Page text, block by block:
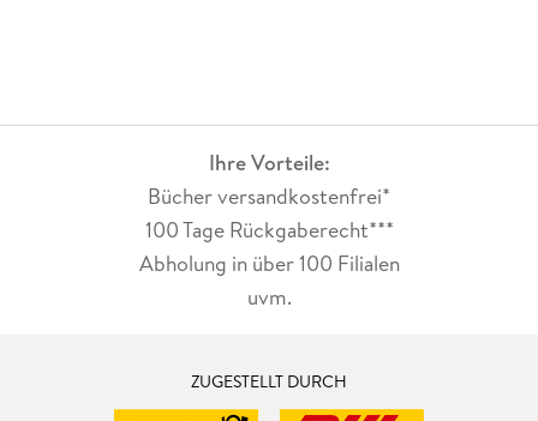
Ihre Vorteile:
Bücher versandkostenfrei*
100 Tage Rückgaberecht***
Abholung in über 100 Filialen
uvm.
ZUGESTELLT DURCH